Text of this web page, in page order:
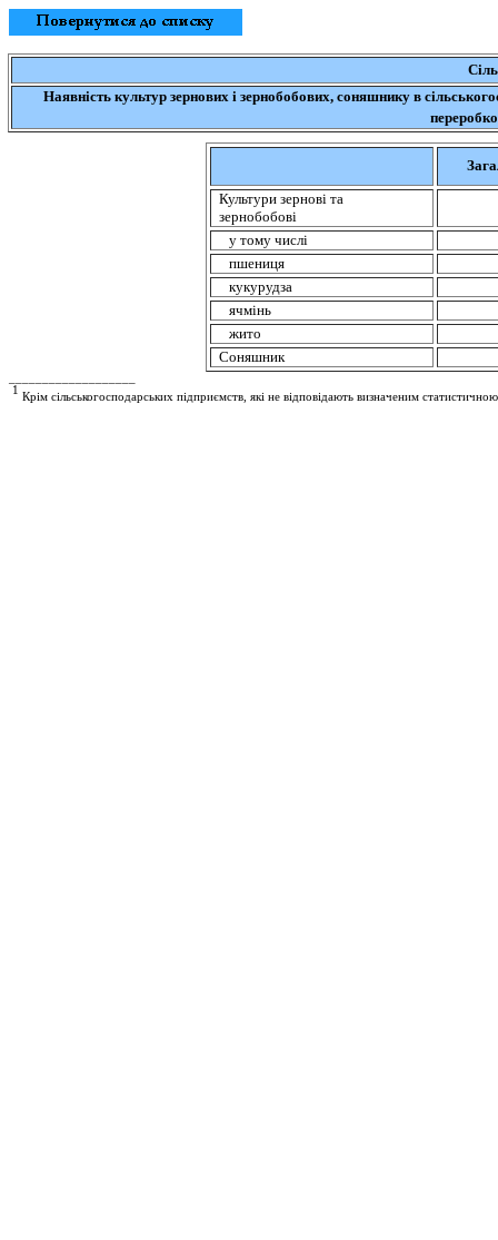
Наявність культур зернових і зернобобових, соняшнику в
Культури зернові та
зернобобові
у тому числі
пшениця
кукурудза
ячмінь
жито
Соняшник
1
Крім сільськогосподарських підприємств, які не відповідають визначеним